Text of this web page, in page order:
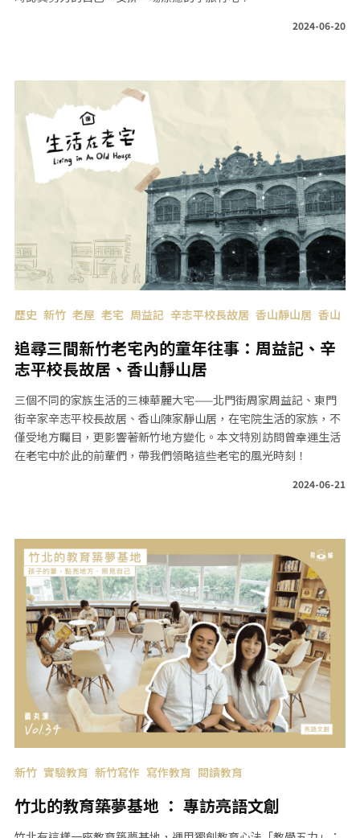
2024-06-20
歷史 新竹 老屋 老宅 周益記 辛志平校長故居 香山靜山居 香山
追尋三間新竹老宅內的童年往事：周益記、辛
志平校長故居、香山靜山居
三個不同的家族生活的三棟華麗大宅——北門街周家周益記、東門
街辛家辛志平校長故居、香山陳家靜山居，在宅院生活的家族，不
僅受地方矚目，更影響著新竹地方變化。本文特別訪問曾幸運生活
在老宅中於此的前輩們，帶我們領略這些老宅的風光時刻！
2024-06-21
新竹 實驗教育 新竹寫作 寫作教育 閱讀教育
竹北的教育築夢基地 ： 專訪亮語文創